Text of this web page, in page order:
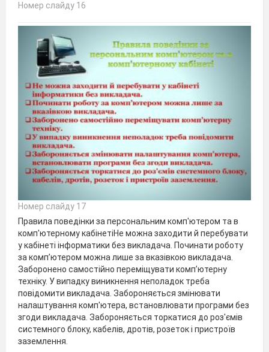
Номер слайду 16
Номер слайду 17
Правила поведінки за персональним комп'ютером та в
комп'ютерному кабінетіНе можна заходити й перебувати
у кабінеті інформатики без викладача. Починати роботу
за комп’ютером можна лише за вказівкою викладача.
Заборонено самостійно переміщувати комп’ютерну
техніку. У випадку виникнення неполадок треба
повідомити викладача. Забороняється змінювати
налаштування комп'ютера, встановлювати програми без
згоди викладача. Забороняється торкатися до роз'ємів
системного блоку, кабелів, дротів, розеток і пристроїв
заземлення.